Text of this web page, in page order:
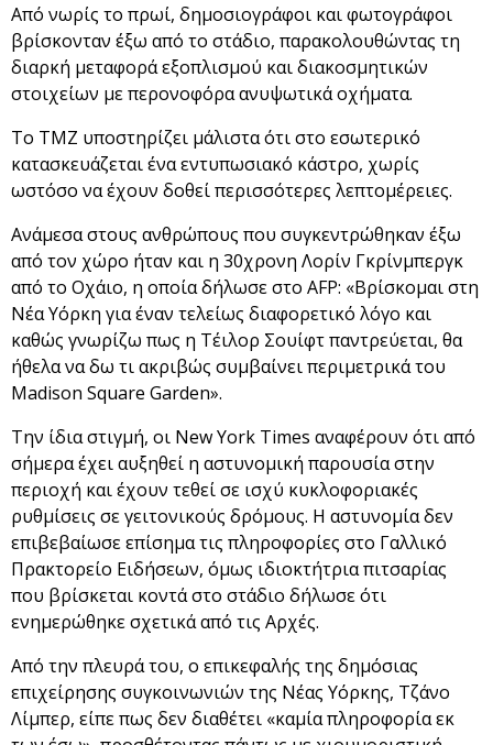
Από νωρίς το πρωί, δημοσιογράφοι και φωτογράφοι
βρίσκονταν έξω από το στάδιο, παρακολουθώντας τη
διαρκή μεταφορά εξοπλισμού και διακοσμητικών
στοιχείων με περονοφόρα ανυψωτικά οχήματα.
Το TMZ υποστηρίζει μάλιστα ότι στο εσωτερικό
κατασκευάζεται ένα εντυπωσιακό κάστρο, χωρίς
ωστόσο να έχουν δοθεί περισσότερες λεπτομέρειες.
Ανάμεσα στους ανθρώπους που συγκεντρώθηκαν έξω
από τον χώρο ήταν και η 30χρονη Λορίν Γκρίνμπεργκ
από το Οχάιο, η οποία δήλωσε στο AFP: «Βρίσκομαι στη
Νέα Υόρκη για έναν τελείως διαφορετικό λόγο και
καθώς γνωρίζω πως η Τέιλορ Σουίφτ παντρεύεται, θα
ήθελα να δω τι ακριβώς συμβαίνει περιμετρικά του
Madison Square Garden».
Την ίδια στιγμή, οι New York Times αναφέρουν ότι από
σήμερα έχει αυξηθεί η αστυνομική παρουσία στην
περιοχή και έχουν τεθεί σε ισχύ κυκλοφοριακές
ρυθμίσεις σε γειτονικούς δρόμους. Η αστυνομία δεν
επιβεβαίωσε επίσημα τις πληροφορίες στο Γαλλικό
Πρακτορείο Ειδήσεων, όμως ιδιοκτήτρια πιτσαρίας
που βρίσκεται κοντά στο στάδιο δήλωσε ότι
ενημερώθηκε σχετικά από τις Αρχές.
Από την πλευρά του, ο επικεφαλής της δημόσιας
επιχείρησης συγκοινωνιών της Νέας Υόρκης, Τζάνο
Λίμπερ, είπε πως δεν διαθέτει «καμία πληροφορία εκ